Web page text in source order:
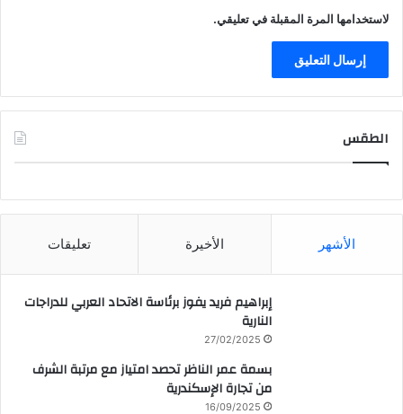
لاستخدامها المرة المقبلة في تعليقي.
الطقس
الأشهر الأخيرة تعليقات
إبراهيم فريد يفوز برئاسة الاتحاد العربي للدراجات
النارية
27/02/2025
بسمة عمر الناظر تحصد امتياز مع مرتبة الشرف
من تجارة الإسكندرية
16/09/2025